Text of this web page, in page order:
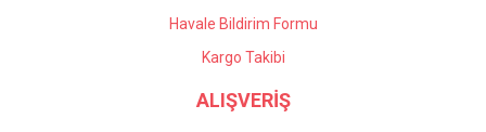
Havale Bildirim Formu
Kargo Takibi
ALIŞVERİŞ